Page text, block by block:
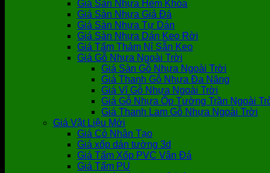
Giá Sàn Nhựa Hèm Khóa
Giá Sàn Nhựa Giả Đá
Giá Sàn Nhựa Tự Dán
Giá Sàn Nhựa Dán Keo Rời
Giá Tấm Thảm Nỉ Sẵn Keo
Giá Gỗ Nhựa Ngoài Trời
Giá Sàn Gỗ Nhựa Ngoài Trời
Giá Thanh Gỗ Nhựa Đa Năng
Giá Vỉ Gỗ Nhựa Ngoài Trời
Giá Gỗ Nhựa Ốp Tường Trần Ngoài
Giá Thanh Lam Gỗ Nhựa Ngoài Trời
Giá Vật Liệu Mới
Giá Cỏ Nhân Tạo
Giá xốp dán tường 3d
Giá Tấm Xốp PVC Vân Đá
Giá Tấm PU